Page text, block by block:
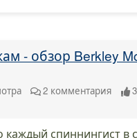
- обзор Berkley
2 комментария 3
спиннингист в